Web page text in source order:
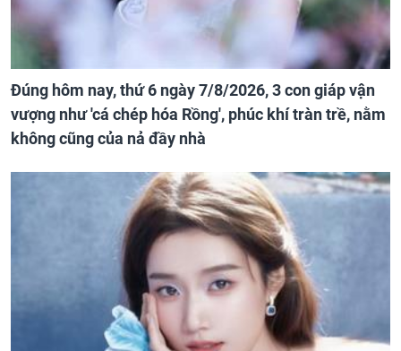
Đúng hôm nay, thứ 6 ngày 7/8/2026, 3 con giáp vận
vượng như 'cá chép hóa Rồng', phúc khí tràn trề, nằm
không cũng của nả đầy nhà